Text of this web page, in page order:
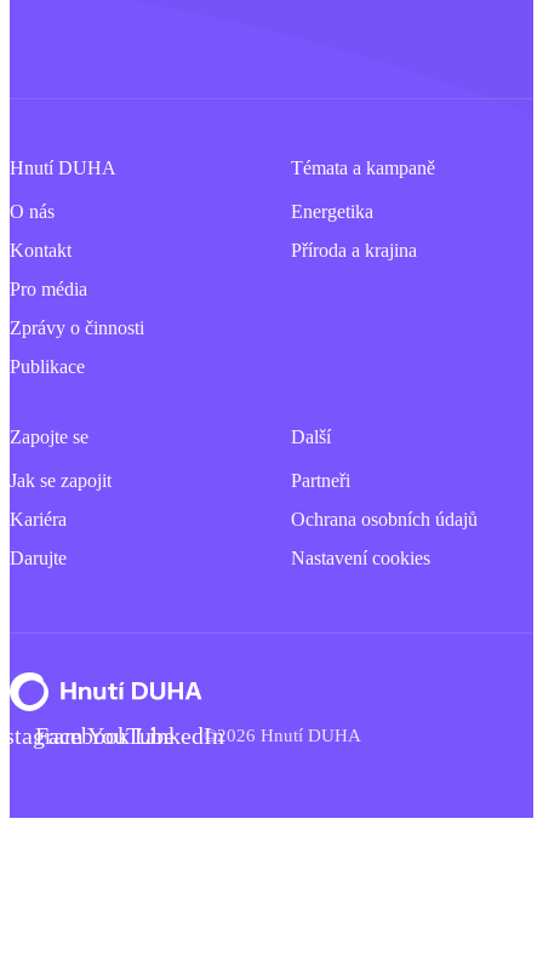
Hnutí DUHA
O nás
Kontakt
Pro média
Zprávy o činnosti
Publikace
Témata a kampaně
Energetika
Příroda a krajina
Zapojte se
Jak se zapojit
Kariéra
Darujte
Další
Partneři
Ochrana osobních údajů
Nastavení cookies
FacebookYouTubeLinkedIn©2026 Hnutí DUHA